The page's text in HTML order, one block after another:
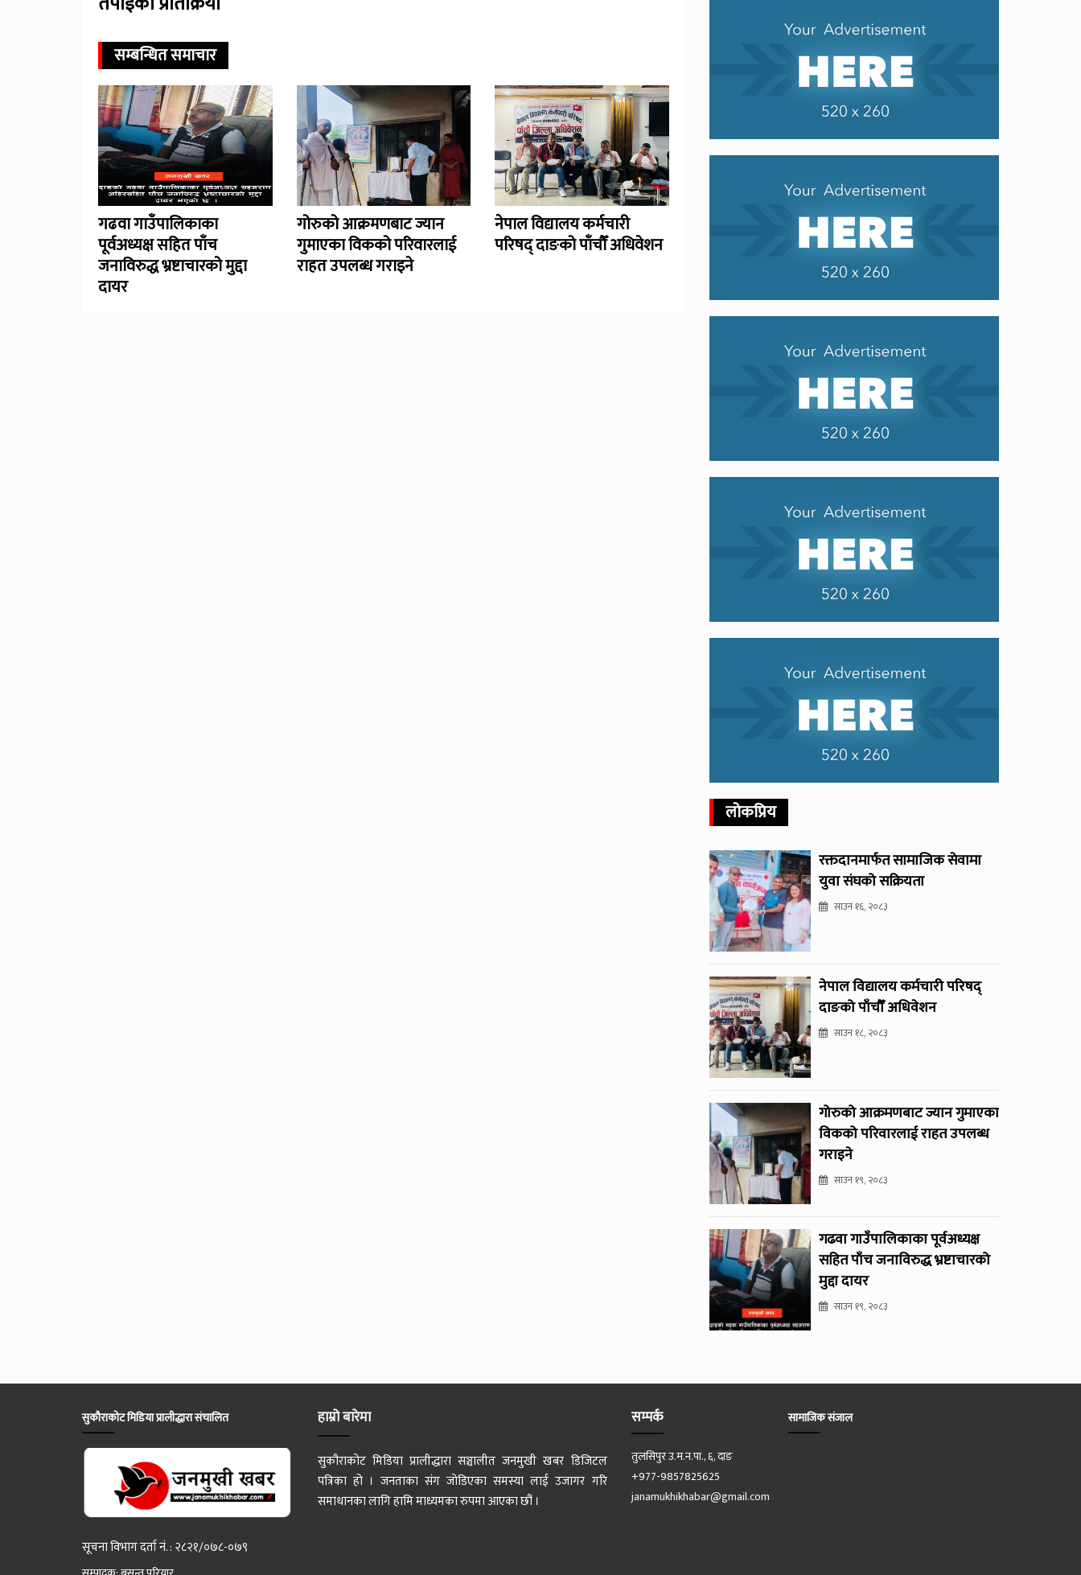
सम्बन्धित समाचार
गढवा गाउँपालिकाका
पूर्वअध्यक्ष सहित पाँच
जनाविरुद्ध भ्रष्टाचारको मुद्दा
दायर
गोरुको आक्रमणबाट ज्यान
गुमाएका विकको परिवारलाई
राहत उपलब्ध गराइने
नेपाल विद्यालय कर्मचारी
परिषद् दाङको पाँचौँ अधिवेशन
लोकप्रिय
रक्तदानमार्फत सामाजिक सेवामा
युवा संघको सक्रियता
साउन १६, २०८३
नेपाल विद्यालय कर्मचारी परिषद्
दाङको पाँचौँ अधिवेशन
साउन १८, २०८३
गोरुको आक्रमणबाट ज्यान गुमाएका
विकको परिवारलाई राहत उपलब्ध
गराइने
साउन १९, २०८३
गढवा गाउँपालिकाका पूर्वअध्यक्ष
सहित पाँच जनाविरुद्ध भ्रष्टाचारको
मुद्दा दायर
साउन १९, २०८३
सुकौराकोट मिडिया प्रालीद्धारा संचालित
सूचना विभाग दर्ता नं. : २८२१/०७८-०७९
हाम्रो बारेमा
सुकौराकोट मिडिया प्रालीद्धारा सञ्चालीत जनमुखी खबर डिजिटल
पत्रिका हो । जनताका संग जोडिएका समस्या लाई उजागर गरि
समाधानका लागि हामि माध्यमका रुपमा आएका छौं ।
सम्पर्क
तुलसिपुर उ.म.न.पा., ६, दाङ
+977-9857825625
janamukhikhabar@gmail.com
सामाजिक संजाल